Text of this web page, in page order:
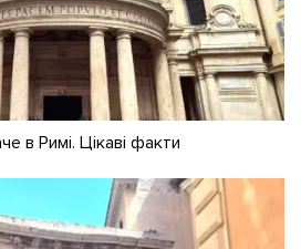
в Римі. Цікаві факти